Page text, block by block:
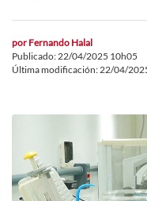
por Fernando Halal
Publicado: 22/04/2025 10h05
Última modificación: 22/04/